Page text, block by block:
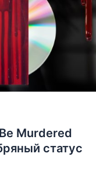
Murdered
статус